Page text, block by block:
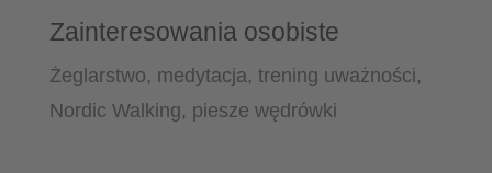
Zainteresowania osobiste
Żeglarstwo, medytacja, trening uważności,
Nordic Walking, piesze wędrówki